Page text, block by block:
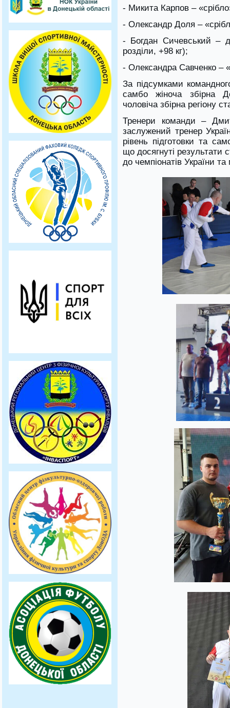
- Микита Карпов –
- Олександр Доля –
- Богдан Сичевський –
розділи, +98 кг);
- Олександра Савченко –
За підсумками
самбо жіноча збірна
чоловіча збірна регіону
Тренери команди –
заслужений тренер
рівень підготовки та
що досягнуті результати
до чемпіонатів України